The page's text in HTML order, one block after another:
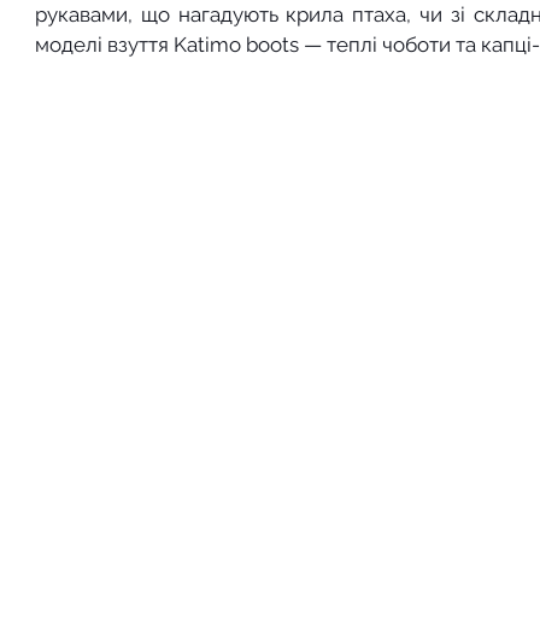
рукавами, що нагадують крила птаха, чи зі
моделі взуття Katimo boots — теплі чоботи та